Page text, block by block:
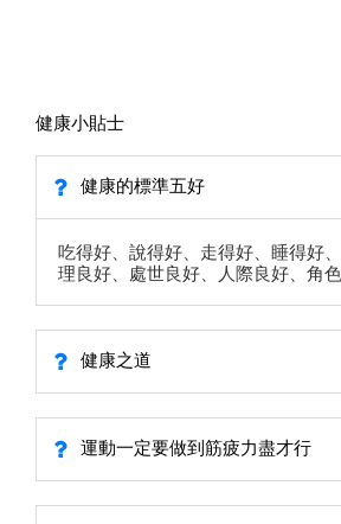
健康小貼士
健康的標準五好
吃得好、說得好、走得好、睡得好
理良好、處世良好、人際良好、角
健康之道
運動一定要做到筋疲力盡才行